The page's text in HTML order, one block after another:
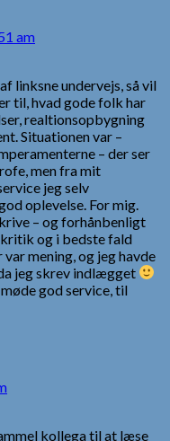
am
linksne undervejs, så vil
til, hvad gode folk har
realtionsopbygning
Situationen var –
– der ser
men fra mit
jeg selv
oplevelse. For mig.
– og forhånbenligt
og i bedste fald
var mening, og jeg havde
jeg skrev indlægget
møde god service, til
kollega til at læse